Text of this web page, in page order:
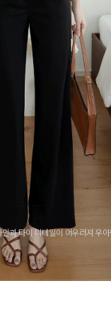
과 타이 디테일이 어우러져 우
데일리룩부터 출근룩, 하객룩